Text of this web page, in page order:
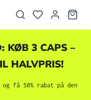
KØB 3 CAPS –
HALVPRIS!
få 50% rabat på den